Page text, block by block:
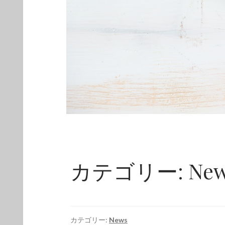
カテゴリー:
カテゴリー: News